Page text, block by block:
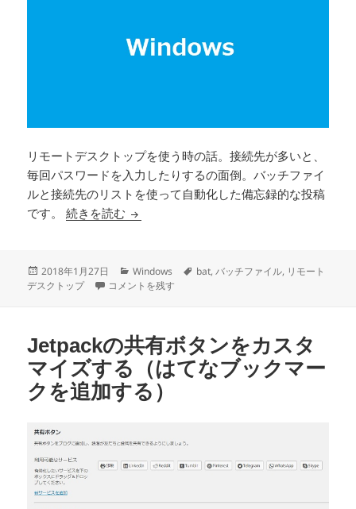
リモートデスクトップを使う時の話。接続先が多いと、
毎回パスワードを入力したりするの面倒。バッチファイ
ルと接続先のリストを使って自動化した備忘録的な投稿
です。続きを読む バッチファイルでリモートデスクトップ
投
稿
2018年1月27日
カ
テ
Windows
タ
bat,バッチファイル, リモート
デスクトップ
バッチファイルでリモートデスクトップを複数起動する
コメントを残す
Jetpackの共有ボタンをカスタ
マイズする（はてなブックマー
クを追加する）